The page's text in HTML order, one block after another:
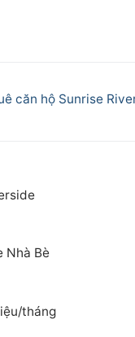
căn hộ Sunrise
Nhà Bè
tháng